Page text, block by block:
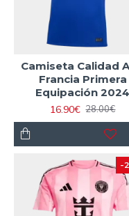
Camiseta Calidad
Francia Primera
Equipación 2024
16.90€ 28.00€
-